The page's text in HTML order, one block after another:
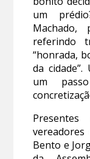
um
Machado,
referindo
“honrada,
da
um
vereadores
Bento e